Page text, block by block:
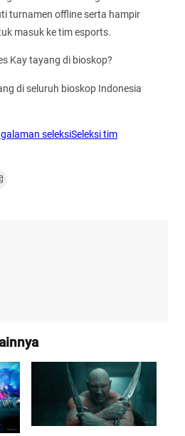
turnamen offline serta hampir
masuk ke tim esports.
Kay tayang di bioskop?
di seluruh bioskop Indonesia
seleksiSeleksi tim